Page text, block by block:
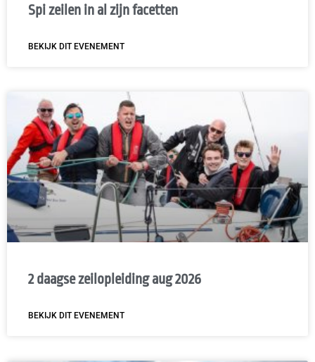
Spi zeilen in al zijn facetten
BEKIJK DIT EVENEMENT
2 daagse zeilopleiding aug 2026
BEKIJK DIT EVENEMENT